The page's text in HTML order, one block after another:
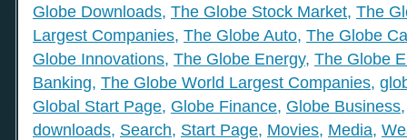
Globe Downloads, The Globe Stock Market, The
Largest Companies, The Globe Auto, The Globe
Globe Innovations, The Globe Energy, The Globe
Banking, The Globe World Largest Companies,
Global Start Page, Globe Finance, Globe Business
downloads, Search, Start Page, Movies, Media,